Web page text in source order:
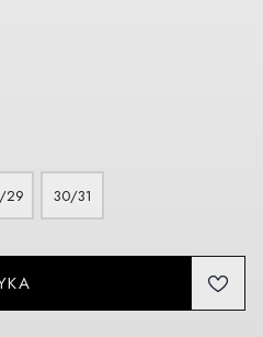
29 30/31